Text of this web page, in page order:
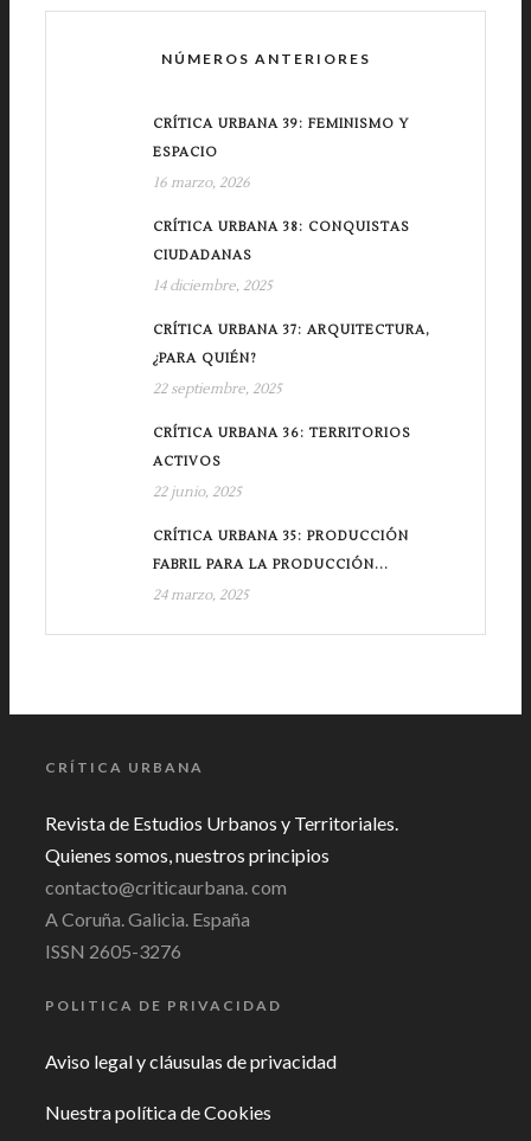
NÚMEROS ANTERIORES
CRÍTICA URBANA 39: FEMINISMO Y
ESPACIO
16 marzo, 2026
CRÍTICA URBANA 38: CONQUISTAS
CIUDADANAS
14 diciembre, 2025
CRÍTICA URBANA 37: ARQUITECTURA,
¿PARA QUIÉN?
22 septiembre, 2025
CRÍTICA URBANA 36: TERRITORIOS
ACTIVOS
22 junio, 2025
CRÍTICA URBANA 35: PRODUCCIÓN
FABRIL PARA LA PRODUCCIÓN...
24 marzo, 2025
CRÍTICA URBANA
Revista de Estudios Urbanos y Territoriales.
Quienes somos, nuestros principios
contacto@criticaurbana. com
A Coruña. Galicia. España
ISSN 2605-3276
POLITICA DE PRIVACIDAD
Aviso legal y cláusulas de privacidad
Nuestra política de Cookies